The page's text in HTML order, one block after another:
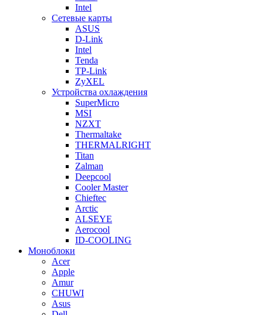
Intel
Сетевые карты
ASUS
D-Link
Intel
Tenda
TP-Link
ZyXEL
Устройства охлаждения
SuperMicro
MSI
NZXT
Thermaltake
THERMALRIGHT
Titan
Zalman
Deepcool
Cooler Master
Chieftec
Arctic
ALSEYE
Aerocool
ID-COOLING
Моноблоки
Acer
Apple
Amur
CHUWI
Asus